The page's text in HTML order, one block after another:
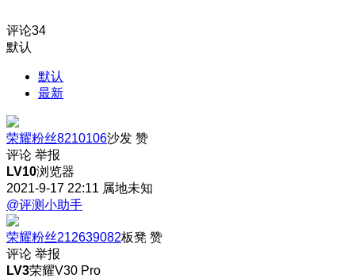
评论34
默认
默认
最新
荣耀粉丝8210106沙发 赞
评论 举报
LV10浏览器
2021-9-17 22:11 属地未知
@评测小助手
荣耀粉丝212639082板凳 赞
评论 举报
LV3荣耀V30 Pro